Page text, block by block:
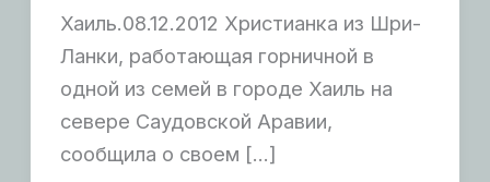
Хаиль.08.12.2012 Христианка из Шри-
Ланки, работающая горничной в
одной из семей в городе Хаиль на
севере Саудовской Аравии,
сообщила о своем […]